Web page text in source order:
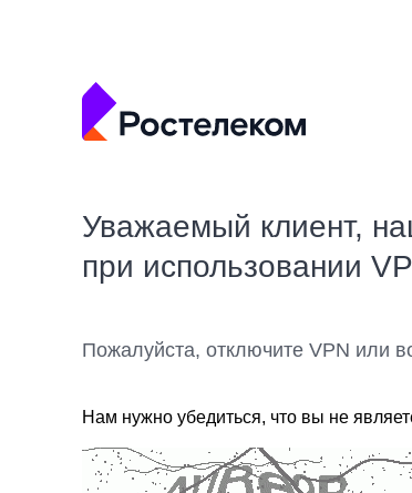
Уважаемый клиент,
при использовании
Пожалуйста, отключите VPN или
Нам нужно убедиться, что вы не